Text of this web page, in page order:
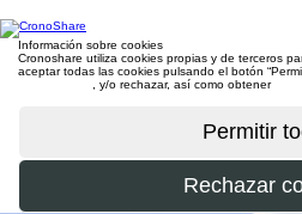
Información sobre cookies
Cronoshare utiliza cookies propias y de terceros
aceptar todas las cookies pulsando el botón
, y/o rechazar, así como obtener